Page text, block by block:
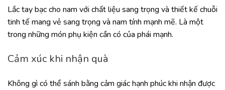
Lắc tay bạc cho nam với chất liệu sang trọng và thiết kế chuỗi
tinh tế mang vẻ sang trọng và nam tính mạnh mẽ. Là một
trong những món phụ kiện cần có của phái mạnh.
Cảm xúc khi nhận quà
Không gì có thể sánh bằng cảm giác hạnh phúc khi nhận được